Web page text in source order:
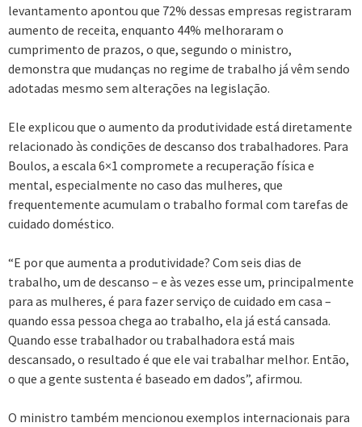
levantamento apontou que 72% dessas empresas registraram
aumento de receita, enquanto 44% melhoraram o
cumprimento de prazos, o que, segundo o ministro,
demonstra que mudanças no regime de trabalho já vêm sendo
adotadas mesmo sem alterações na legislação.
Ele explicou que o aumento da produtividade está diretamente
relacionado às condições de descanso dos trabalhadores. Para
Boulos, a escala 6×1 compromete a recuperação física e
mental, especialmente no caso das mulheres, que
frequentemente acumulam o trabalho formal com tarefas de
cuidado doméstico.
“E por que aumenta a produtividade? Com seis dias de
trabalho, um de descanso – e às vezes esse um, principalmente
para as mulheres, é para fazer serviço de cuidado em casa –
quando essa pessoa chega ao trabalho, ela já está cansada.
Quando esse trabalhador ou trabalhadora está mais
descansado, o resultado é que ele vai trabalhar melhor. Então,
o que a gente sustenta é baseado em dados”, afirmou.
O ministro também mencionou exemplos internacionais para